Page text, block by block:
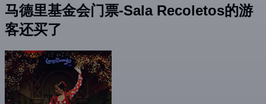
马德里基金会门票-Sala Recoletos的游
客还买了